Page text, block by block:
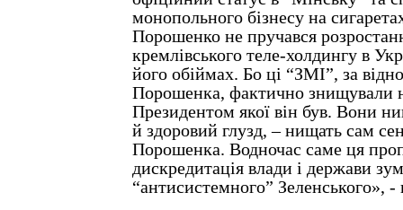
монопольного бізнесу на
Порошенко не пручався
кремлівського теле-холдингу в
його обіймах. Бо ці “ЗМІ”, за
Порошенка, фактично знищували
Президентом якої він був. Вони
й здоровий глузд, – нищать сам
Порошенка. Водночас саме ця
дискредитація влади і держави
“антисистемного” Зеленського»,